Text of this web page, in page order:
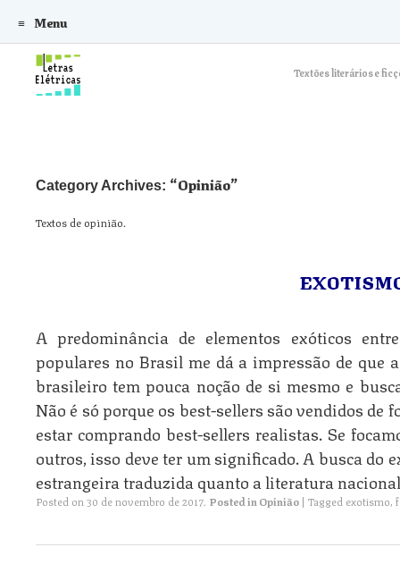
Textões literários e
Menu
Skip to content
Category Archives: Opinião
Textos de opinião.
A predominância de elementos exóticos
populares no Brasil me dá a impressão de que
brasileiro tem pouca noção de si mesmo e
Não é só porque os best-sellers são vendidos de
estar comprando best-sellers realistas. Se
outros, isso deve ter um significado. A busca do
estrangeira traduzida quanto a literatura
Posted on 30 de novembro de 2017. Posted in Opinião | Tagged exotismo,